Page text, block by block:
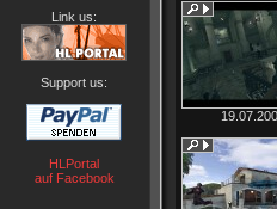
Link us:
Support us:
HLPortal
auf Facebook